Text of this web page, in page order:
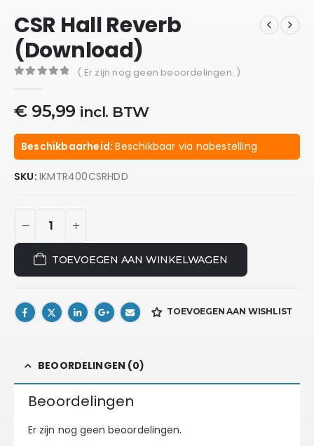
CSR Hall Reverb
(Download)
( Er zijn nog geen beoordelingen. )
€95,99 incl. BTW
Beschikbaarheid:Beschikbaar via nabestelling
SKU: IKMTR400CSRHDD
TOEVOEGEN AAN WINKELWAGEN
TOEVOEGEN AAN WISHLIST
BEOORDELINGEN (0)
Beoordelingen
Er zijn nog geen beoordelingen.